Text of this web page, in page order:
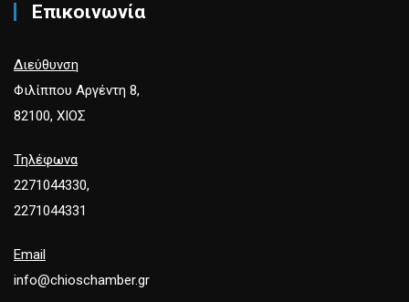
Επικοινωνία
Διεύθυνση
Φιλίππου Αργέντη 8,
82100, ΧΙΟΣ
Τηλέφωνα
2271044330,
2271044331
Email
info@chioschamber.gr